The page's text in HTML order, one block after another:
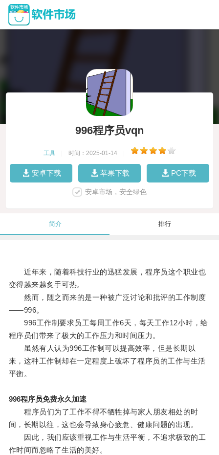
996程序员vqn
工具 时间：2025-01-14
安卓下载 苹果下载 PC下载
安卓市场，安全绿色
简介 排行
近年来，随着科技行业的迅猛发展，程序员这个职业也
变得越来越炙手可热。
然而，随之而来的是一种被广泛讨论和批评的工作制度
——996。
996工作制要求员工每周工作6天，每天工作12小时，给
程序员们带来了极大的工作压力和时间压力。
虽然有人认为996工作制可以提高效率，但是长期以
来，这种工作制却在一定程度上破坏了程序员的工作与生活
平衡。
996程序员免费永久加速
程序员们为了工作不得不牺牲掉与家人朋友相处的时
间，长期以往，这也会导致身心疲惫、健康问题的出现。
因此，我们应该重视工作与生活平衡，不追求极致的工
作时间而忽略了生活的美好。